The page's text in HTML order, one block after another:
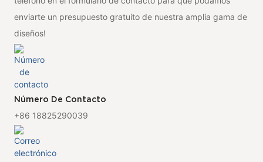
enviarte un presupuesto gratuito de nuestra amplia gama de
diseños!
Número De Contacto
+86 18825290039